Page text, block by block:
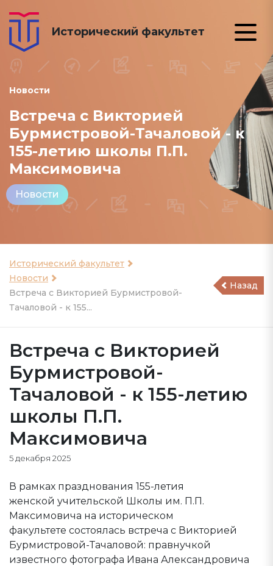
Исторический факультет
Новости
Встреча с Викторией
Бурмистровой-Тачаловой - к
155-летию школы П.П.
Максимовича
Новости
Исторический факультет
Новости
Встреча с Викторией Бурмистровой-
Тачаловой - к 155...
Назад
Встреча с Викторией
Бурмистровой-
Тачаловой - к 155-летию
школы П.П.
Максимовича
5 декабря 2025
В рамках празднования 155-летия
женской учительской Школы им. П.П.
Максимовича на историческом
факультете состоялась встреча с Викторией
Бурмистровой-Тачаловой: правнучкой
известного фотографа Ивана Александровича